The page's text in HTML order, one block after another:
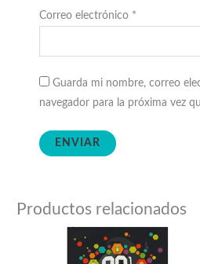
Correo electrónico *
Guarda mi nombre, correo
navegador para la próxima vez
Productos relacionados